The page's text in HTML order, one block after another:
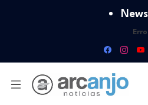
News